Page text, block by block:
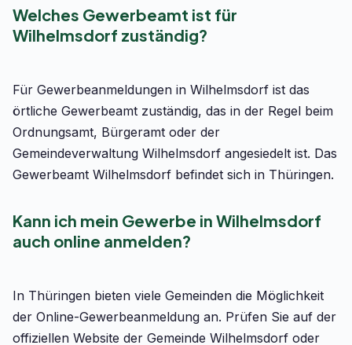
Welches Gewerbeamt ist für
Wilhelmsdorf zuständig?
Für Gewerbeanmeldungen in Wilhelmsdorf ist das
örtliche Gewerbeamt zuständig, das in der Regel beim
Ordnungsamt, Bürgeramt oder der
Gemeindeverwaltung Wilhelmsdorf angesiedelt ist. Das
Gewerbeamt Wilhelmsdorf befindet sich in Thüringen.
Kann ich mein Gewerbe in Wilhelmsdorf
auch online anmelden?
In Thüringen bieten viele Gemeinden die Möglichkeit
der Online-Gewerbeanmeldung an. Prüfen Sie auf der
offiziellen Website der Gemeinde Wilhelmsdorf oder